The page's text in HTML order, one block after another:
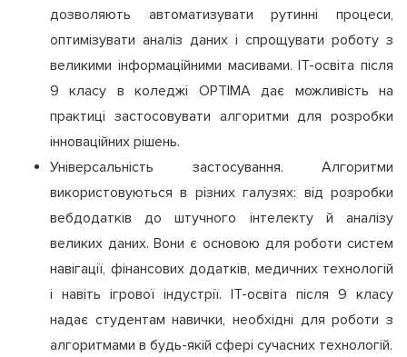
дозволяють автоматизувати рутинні процеси,
оптимізувати аналіз даних і спрощувати роботу з
великими інформаційними масивами. ІТ-освіта після
9 класу в коледжі OPTIMA дає можливість на
практиці застосовувати алгоритми для розробки
інноваційних рішень.
Універсальність застосування. Алгоритми
використовуються в різних галузях: від розробки
вебдодатків до штучного інтелекту й аналізу
великих даних. Вони є основою для роботи систем
навігації, фінансових додатків, медичних технологій
і навіть ігрової індустрії. ІТ-освіта після 9 класу
надає студентам навички, необхідні для роботи з
алгоритмами в будь-якій сфері сучасних технологій.